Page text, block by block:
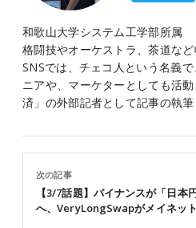
和歌山大学システム工学部所属
格闘技やオーケストラ、茶道など
SNSでは、チェコ人という名義
ニアや、マーケターとしても活
済」の外部記者として記事の執筆
次の記事
【3/7話題】バイナンスが「日本
へ、VeryLongSwapがメイネッ